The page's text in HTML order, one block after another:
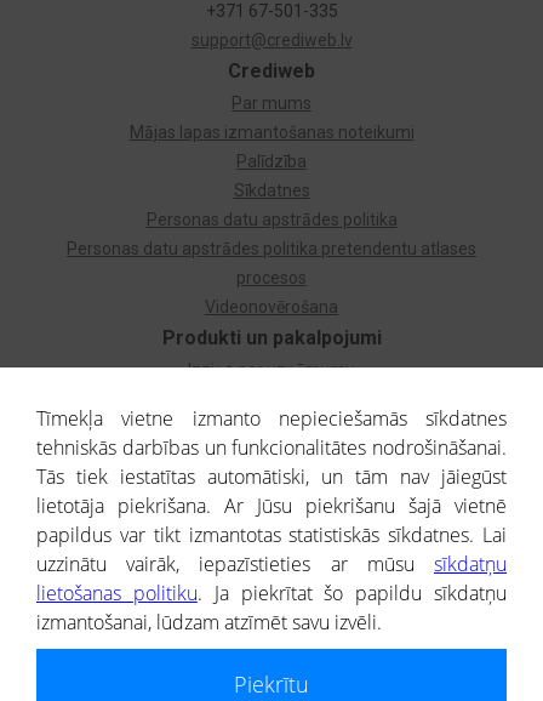
Produkti un pakalpojumi
Izziņa par uzņēmumu
Dzimtas koks
Uzņēmumu atlase
Monitorings
Kredītizziņa par ārvalstu uzņēmumiem
Crediweb
Par mums
Mājas lapas izmantošanas noteikumi
Palīdzība
Sīkdatnes
Personas datu apstrādes politika
Personas datu apstrādes politika pretendentu atlases
procesos
Videonovērošana
+371 67-501-335
support@crediweb.lv
® CREDITREFORM Latvija
SIA
Tīmekļa vietne izmanto nepieciešamās sīkdatnes
tehniskās darbības un funkcionalitātes nodrošināšanai.
Tās tiek iestatītas automātiski, un tām nav jāiegūst
lietotāja piekrišana. Ar Jūsu piekrišanu šajā vietnē
papildus var tikt izmantotas statistiskās sīkdatnes. Lai
uzzinātu vairāk, iepazīstieties ar mūsu sīkdatņu
lietošanas politiku. Ja piekrītat šo papildu sīkdatņu
izmantošanai, lūdzam atzīmēt savu izvēli.
Piekrītu